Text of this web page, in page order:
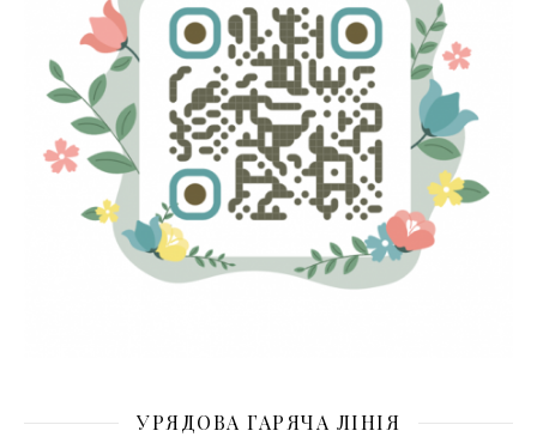
УРЯДОВА ГАРЯЧА ЛІНІЯ